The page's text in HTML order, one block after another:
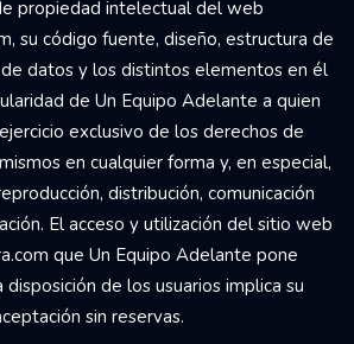
propiedad intelectual del web
su código fuente, diseño, estructura de
datos y los distintos elementos en él
de Un Equipo Adelante a quien
exclusivo de los derechos de
en cualquier forma y, en especial,
distribución, comunicación
El acceso y utilización del sitio web
que Un Equipo Adelante pone
de los usuarios implica su
sin reservas.